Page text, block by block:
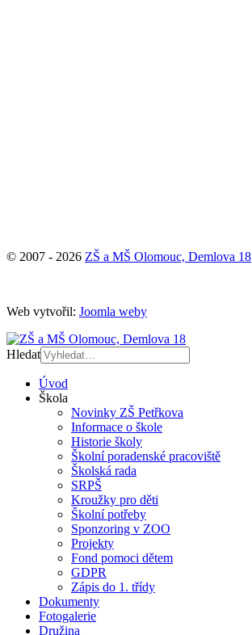
© 2007 - 2026 ZŠ a MŠ Olomouc, Demlova 18
Web vytvořil: Joomla weby
Hledat
Úvod
Škola
Novinky ZŠ Petřkova
Informace o škole
Historie školy
Školní poradenské pracoviště
Školská rada
SRPŠ
Kroužky pro děti
Školní potřeby
Sponzoring v ZOO
Projekty
Fond pomoci dětem
GDPR
Zápis do 1. třídy
Dokumenty
Fotogalerie
Družina